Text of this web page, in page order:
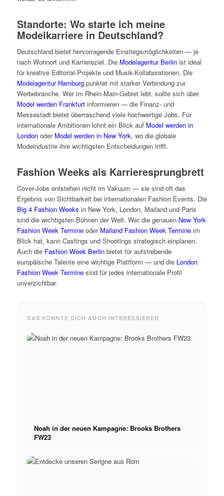
Standorte: Wo starte ich meine
Modelkarriere in Deutschland?
Deutschland bietet hervorragende Einstiegsmöglichkeiten — je
nach Wohnort und Karriereziel. Die Modelagentur Berlinist ideal
für kreative Editorial-Projekte und Musik-Kollaborationen. Die
Modelagentur Hamburgpunktet mit starker Verbindung zur
Werbebranche. Wer im Rhein-Main-Gebiet lebt, sollte sich über
Model werden Frankfurtinformieren — die Finanz- und
Messestadt bietet überraschend viele hochwertige Jobs. Für
internationale Ambitionen lohnt ein Blick auf Model werden in
Londonoder Model werden in New York, wo die globale
Modeindustrie ihre wichtigsten Entscheidungen trifft.
Fashion Weeks als Karrieresprungbrett
Cover-Jobs entstehen nicht im Vakuum — sie sind oft das
Ergebnis von Sichtbarkeit bei internationalen Fashion Events. Die
Big 4 Fashion Weeks in New York, London, Mailand und Paris
sind die wichtigsten Bühnen der Welt. Wer die genauen New York
Fashion Week Termineoder Mailand Fashion Week Termineim
Blick hat, kann Castings und Shootings strategisch einplanen.
Auch die Fashion Week Berlinbietet für aufstrebende
europäische Talente eine wichtige Plattform — und die London
Fashion Week Terminesind für jedes internationale Profil
unverzichtbar.
DAS KÖNNTE DICH AUCH INTERESSIEREN
Noah in der neuen Kampagne: Brooks Brothers
FW23